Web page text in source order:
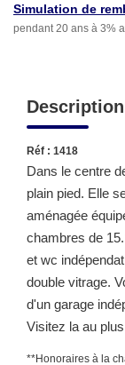
Simulation de
pendant 20 ans à 3%
Description
Réf : 1418
Dans le centre
plain pied. Elle
aménagée
chambres de
et wc
double vitrage.
d'un garage
Visitez la au
**Honoraires à la